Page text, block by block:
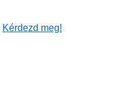
Kérdezd meg!